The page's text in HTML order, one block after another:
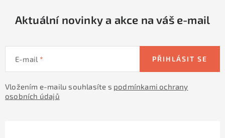
Aktuální novinky a akce na váš e-mail
E-mail
Vložením e-mailu souhlasíte s podmínkami ochrany
osobních údajů
PŘIHLÁSIT SE